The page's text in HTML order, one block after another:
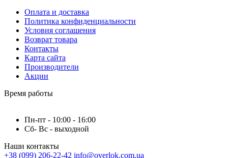
Оплата и доставка
Политика конфиденциальности
Условия соглашения
Возврат товара
Контакты
Карта сайта
Производители
Акции
Время работы
Пн-пт - 10:00 - 16:00
Сб- Вс - выходной
Наши контакты
+38 (099) 206-22-42 info@overlok.com.ua